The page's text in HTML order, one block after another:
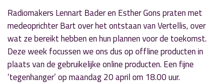
Radiomakers Lennart Bader en Esther Gons praten met
medeoprichter Bart over het ontstaan van Vertellis, over
wat ze bereikt hebben en hun plannen voor de toekomst.
Deze week focussen we ons dus op offline producten in
plaats van de gebruikelijke online producten. Een fijne
‘tegenhanger’ op maandag 20 april om 18.00 uur.